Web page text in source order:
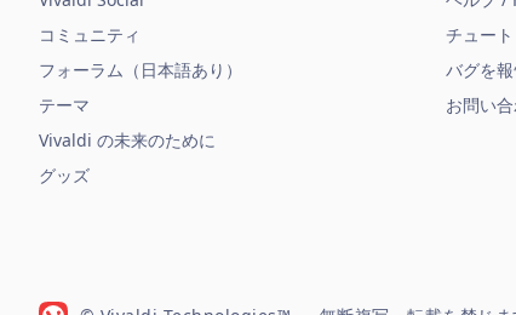
コミュニティ
フォーラム（日本語あり）
テーマ
Vivaldi の未来のために
グッズ
チュー
バグを
お問い